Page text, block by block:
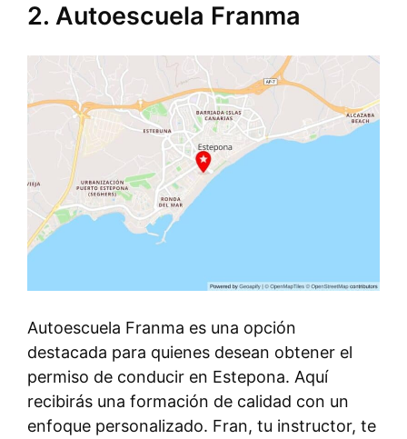
2. Autoescuela Franma
Autoescuela Franma es una opción
destacada para quienes desean obtener el
permiso de conducir en Estepona. Aquí
recibirás una formación de calidad con un
enfoque personalizado. Fran, tu instructor, te